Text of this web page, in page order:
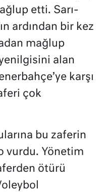
etti. Sarı-
ardından bir kez
mağlup
alan
karşı
çok
bu zaferin
vurdu. Yönetim
ötürü